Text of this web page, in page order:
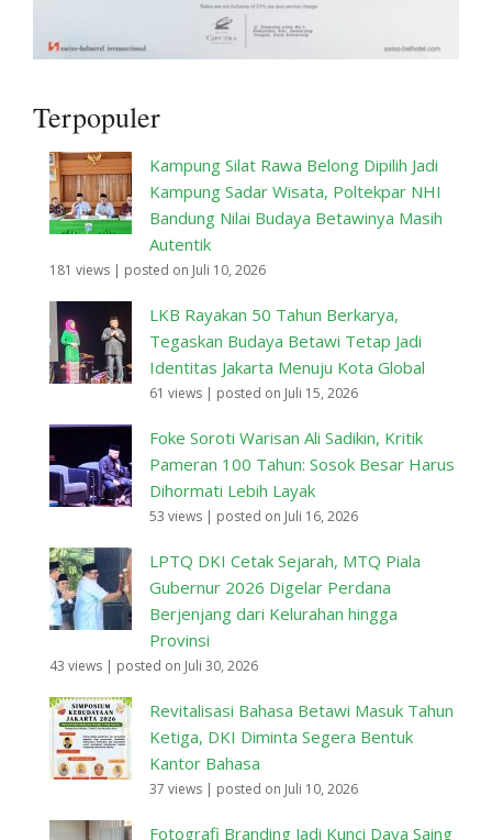
Terpopuler
Kampung Silat Rawa Belong Dipilih Jadi
Kampung Sadar Wisata, Poltekpar NHI
Bandung Nilai Budaya Betawinya Masih
Autentik
181 views | posted on Juli 10, 2026
LKB Rayakan 50 Tahun Berkarya,
Tegaskan Budaya Betawi Tetap Jadi
Identitas Jakarta Menuju Kota Global
61 views | posted on Juli 15, 2026
Foke Soroti Warisan Ali Sadikin, Kritik
Pameran 100 Tahun: Sosok Besar Harus
Dihormati Lebih Layak
53 views | posted on Juli 16, 2026
LPTQ DKI Cetak Sejarah, MTQ Piala
Gubernur 2026 Digelar Perdana
Berjenjang dari Kelurahan hingga
Provinsi
43 views | posted on Juli 30, 2026
Revitalisasi Bahasa Betawi Masuk Tahun
Ketiga, DKI Diminta Segera Bentuk
Kantor Bahasa
37 views | posted on Juli 10, 2026
Fotografi Branding Jadi Kunci Daya Saing